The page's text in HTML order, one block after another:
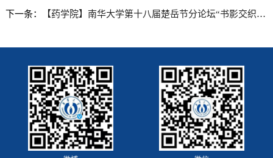
下一条： 【药学院】南华大学第十八届楚岳节分论坛“书影交织·‘药’传文明”演讲赛举行